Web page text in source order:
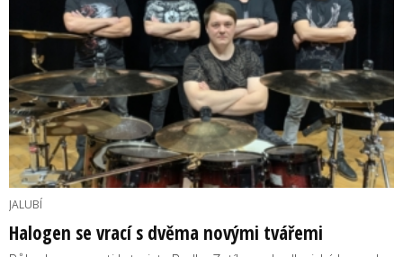
JALUBÍ
Halogen se vrací s dvěma novými tvářemi